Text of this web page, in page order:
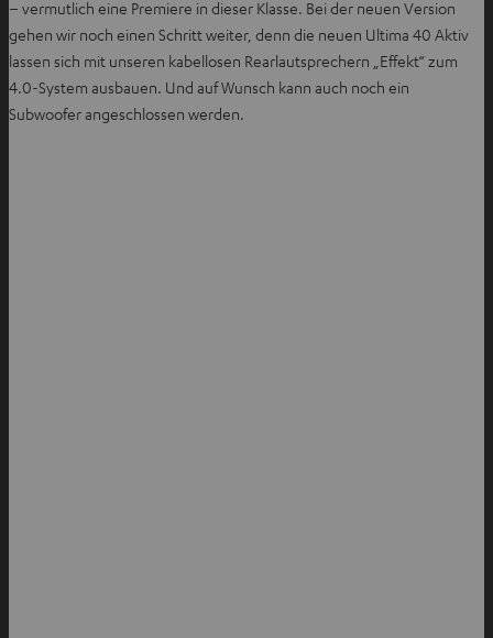
f
n
e
n
– vermutlich eine Premiere in dieser Klasse. Bei der neuen Version
gehen wir noch einen Schritt weiter, denn die neuen Ultima 40 Aktiv
lassen sich mit unseren kabellosen Rearlautsprechern „Effekt“ zum
4.0-System ausbauen. Und auf Wunsch kann auch noch ein
Subwoofer angeschlossen werden.